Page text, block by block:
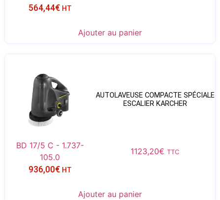
564,44€ HT
Ajouter au panier
AUTOLAVEUSE COMPACTE SPÉCIALE
ESCALIER KARCHER
BD 17/5 C - 1.737-
105.0
1123,20€ TTC
936,00€ HT
Ajouter au panier